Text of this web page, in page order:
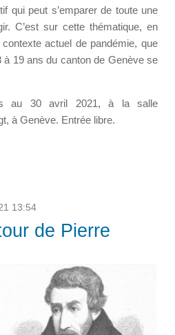
qui peut s’emparer de toute une
C’est sur cette thématique, en
actuel de pandémie, que
à 19 ans du canton de Genève se
au 30 avril 2021, à la salle
à Genève. Entrée libre.
13:54
de Pierre